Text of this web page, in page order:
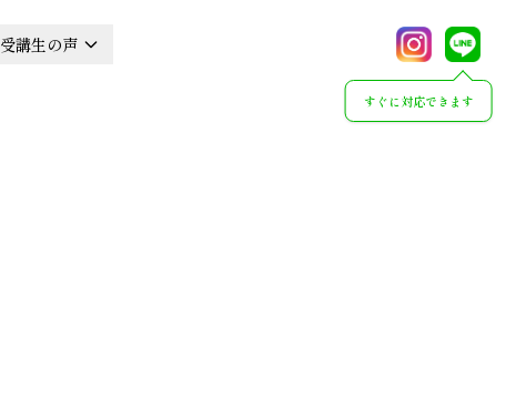
受講生の声
すぐに対応できます